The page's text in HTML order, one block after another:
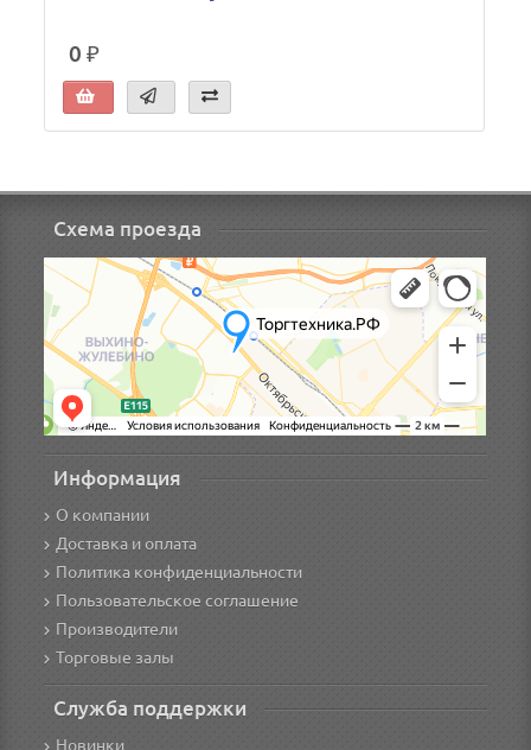
0 ₽
Схема проезда
Информация
О компании
Доставка и оплата
Политика конфиденциальности
Пользовательское соглашение
Производители
Торговые залы
Служба поддержки
Новинки